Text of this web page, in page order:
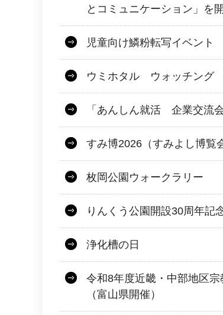
とコミュニケーション」を
児童向け鱗粉転写イベント
ウミホタル ウォッチング
「あんしん就活 企業交流
すみ博2026（すみよし博覧
枚岡公園ウォークラリー
りんくう公園開設30周年記
浄化槽の日
令和8年度近畿・中部地区
（富山県開催）